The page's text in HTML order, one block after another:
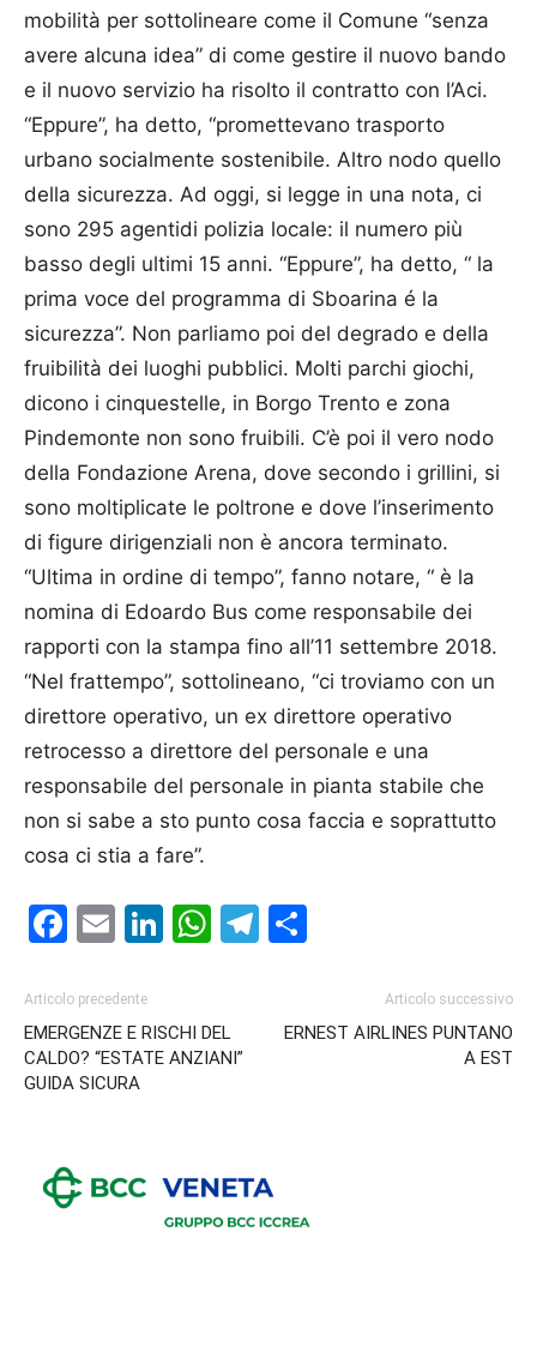
mobilità per sottolineare come il Comune “senza
avere alcuna idea” di come gestire il nuovo bando
e il nuovo servizio ha risolto il contratto con l’Aci.
“Eppure”, ha detto, “promettevano trasporto
urbano socialmente sostenibile. Altro nodo quello
della sicurezza. Ad oggi, si legge in una nota, ci
sono 295 agentidi polizia locale: il numero più
basso degli ultimi 15 anni. “Eppure”, ha detto, “ la
prima voce del programma di Sboarina é la
sicurezza”. Non parliamo poi del degrado e della
fruibilità dei luoghi pubblici. Molti parchi giochi,
dicono i cinquestelle, in Borgo Trento e zona
Pindemonte non sono fruibili. C’è poi il vero nodo
della Fondazione Arena, dove secondo i grillini, si
sono moltiplicate le poltrone e dove l’inserimento
di figure dirigenziali non è ancora terminato.
“Ultima in ordine di tempo”, fanno notare, “ è la
nomina di Edoardo Bus come responsabile dei
rapporti con la stampa fino all’11 settembre 2018.
“Nel frattempo”, sottolineano, “ci troviamo con un
direttore operativo, un ex direttore operativo
retrocesso a direttore del personale e una
responsabile del personale in pianta stabile che
non si sabe a sto punto cosa faccia e soprattutto
cosa ci stia a fare”.
Facebook
EmailLinkedIn
WhatsApp
Telegram
Articolo precedente
EMERGENZE E RISCHI DEL
CALDO? “ESTATE ANZIANI”
GUIDA SICURA
Articolo successivo
ERNEST AIRLINES PUNTANO
A EST